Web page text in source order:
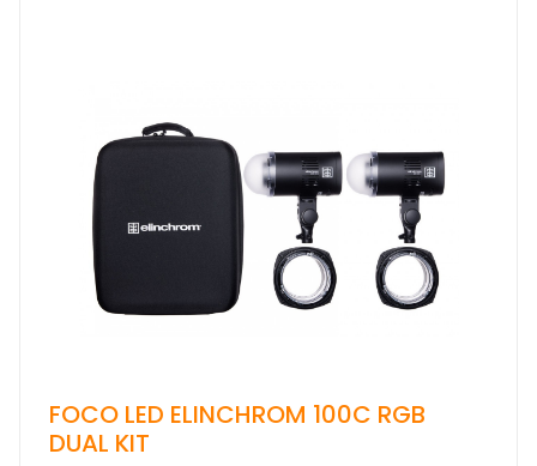
FOCO LED ELINCHROM 100C RGB
DUAL KIT